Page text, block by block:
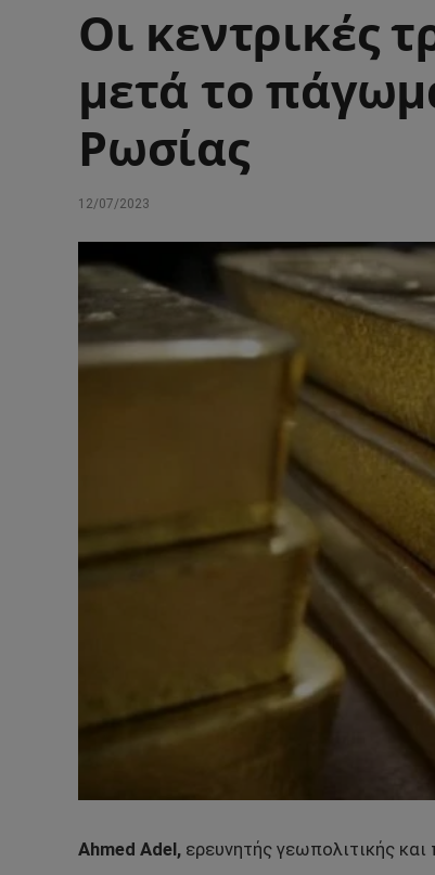
Οι κεντρικές
μετά το
Ρωσίας
12/07/2023
Ahmed Adel, ερευνητής γεωπολιτικής και